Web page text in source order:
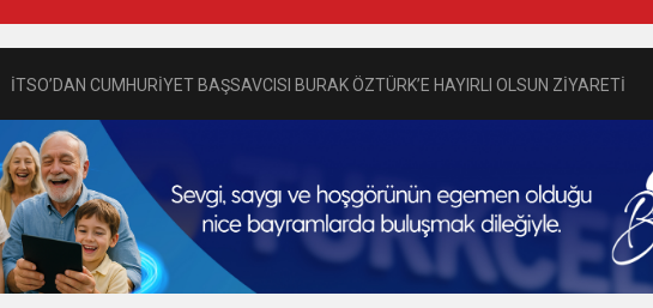
İTSO’DAN CUMHURİYET BAŞSAVCISI BURAK ÖZTÜRK’E HAYIRLI OLSUN ZİYARETİ
İNCE’NİN CHP’DE KALMASININ PERDE ARKASI: GÖRÜNENDEN DAHA FAZLASI MI VAR?
IŞIL Eczanesi Görkemli Bir Törenle Hizmete Açıldı